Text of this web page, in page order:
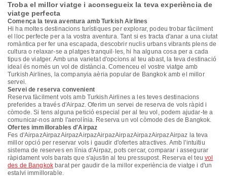
Troba el millor viatge i aconsegueix la teva experiència de
viatge perfecta
Comença la teva aventura amb Turkish Airlines
Hi ha moltes destinacions turístiques per explorar, podeu trobar fàcilment
el lloc perfecte per a la vostra aventura. Tant si es tracta d'anar a una ciutat
romàntica per fer una escapada, descobrir nuclis urbans vibrants plens de
cultura o relaxar-se a platges tranquil·les, hi ha alguna cosa per a cada
tipus de viatger. Amb una varietat d'opcions al teu abast, la teva destinació
ideal és només un vol de distància. Comenceu el vostre viatge amb
Turkish Airlines, la companyia aèria popular de Bangkok amb el millor
servei.
Servei de reserva convenient
Reserva fàcilment vols amb Turkish Airlines a les teves destinacions
preferides a través d'Airpaz. Oferim un servei de reserva de vols ràpid i
còmode. Si tens alguna petició especial per al teu vol, podem ajudar-te a
comunicar-nos amb l'aerolínia. Reserva un vol còmode des de Bangkok.
Ofertes immillorables d'Airpaz
Fes d'AirpazAirpazAirpazAirpazAirpazAirpazAirpazAirpazAirpaz la teva
millor opció per reservar vols i gaudir d'ofertes atractives. Amb l'intuïtiu
sistema de reserves en línia d'Airpaz, pots cercar, comparar i assegurar
ràpidament vols barats que s'ajustin al teu pressupost. Reserva el teu vol
des de Bangkokbarat per gaudir de la millor experiència de viatge i d'un
estalvi immillorable.